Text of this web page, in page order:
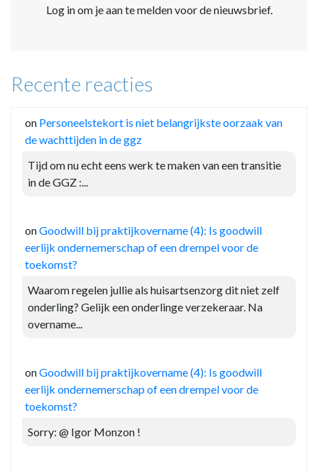
Log in om je aan te melden voor de nieuwsbrief.
Recente reacties
on Personeelstekort is niet belangrijkste oorzaak van
de wachttijden in de ggz
Tijd om nu echt eens werk te maken van een transitie
in de GGZ :...
onGoodwill bij praktijkovername (4): Is goodwill
eerlijk ondernemerschap of een drempel voor de
toekomst?
Waarom regelen jullie als huisartsenzorg dit niet zelf
onderling? Gelijk een onderlinge verzekeraar. Na
overname...
onGoodwill bij praktijkovername (4): Is goodwill
eerlijk ondernemerschap of een drempel voor de
toekomst?
Sorry: @ Igor Monzon !